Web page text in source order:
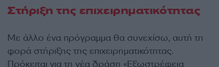
Στήριξη της επιχειρηματικότητας
Με άλλο ένα πρόγραμμα θα συνεχίσω, αυτή τη
φορά στήριξης της επιχειρηματικότητας.
Πρόκειται για τη νέα δράση «Εξωστρέφεια